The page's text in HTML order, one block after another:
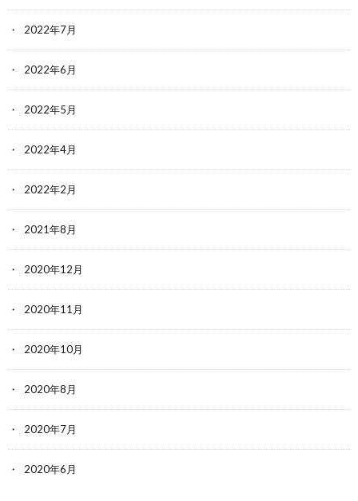
2022年7月
2022年6月
2022年5月
2022年4月
2022年2月
2021年8月
2020年12月
2020年11月
2020年10月
2020年8月
2020年7月
2020年6月